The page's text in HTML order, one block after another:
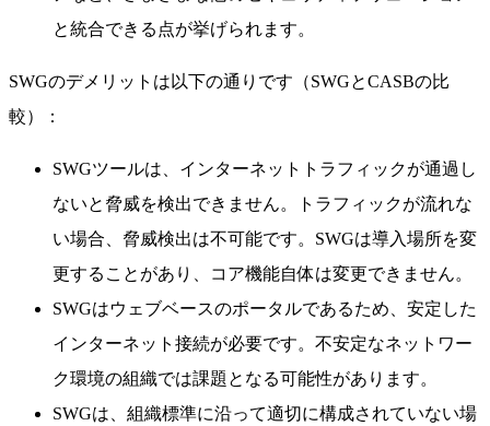
と統合できる点が挙げられます。
SWGのデメリットは以下の通りです（SWGとCASBの比
較）：
SWGツールは、インターネットトラフィックが通過し
ないと脅威を検出できません。トラフィックが流れな
い場合、脅威検出は不可能です。SWGは導入場所を変
更することがあり、コア機能自体は変更できません。
SWGはウェブベースのポータルであるため、安定した
インターネット接続が必要です。不安定なネットワー
ク環境の組織では課題となる可能性があります。
SWGは、組織標準に沿って適切に構成されていない場